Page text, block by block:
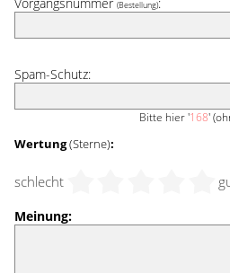
(Bestellung)
Spam-Schutz:
Bitte hier '168'
Wertung(Sterne):
schlecht
Meinung: